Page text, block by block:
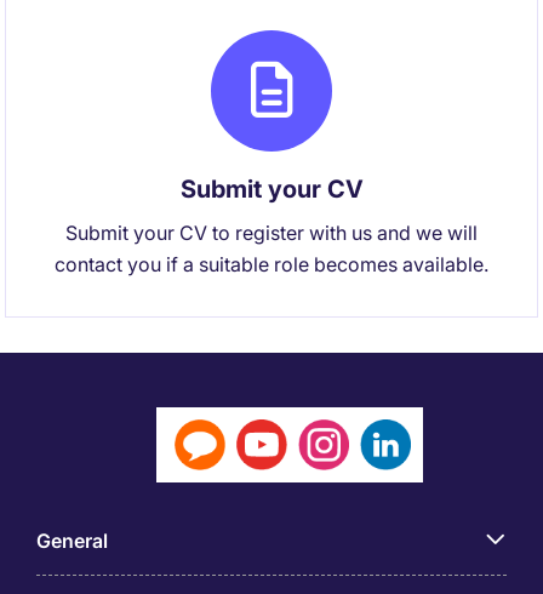
Submit your CV
Submit your CV to register with us and we will
contact you if a suitable role becomes available.
General